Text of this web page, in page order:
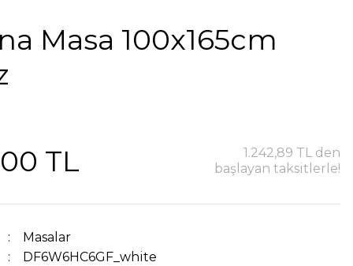
Masa 100x165cm
TL
1.242,89 TL den
başlayan taksitlerle!
Masalar
DF6W6HC6GF_white